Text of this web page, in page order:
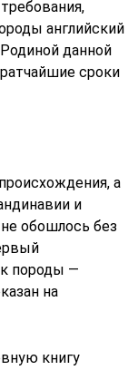
английский
данной
сроки
а
и
обошлось без
породы —
на
книгу